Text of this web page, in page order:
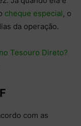
cheque especial, o
da operação.
Tesouro Direto?
com as